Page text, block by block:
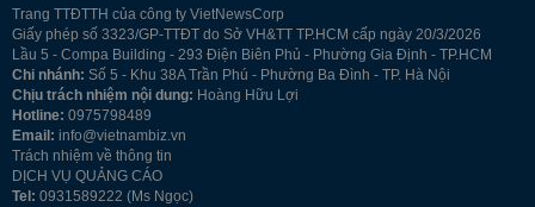
Trang TTĐTTH của công ty VietNewsCorp
Giấy phép số 3323/GP-TTĐT do Sở VH&TT TP.HCM cấp ngày 20/3/2026
Lầu 5 - Compa Building - 293 Điện Biên Phủ - Phường Gia Định - TP.HCM
Chi nhánh: Số 5 - Khu 38A Trần Phú - Phường Ba Đình - TP. Hà Nội
Chịu trách nhiệm nội dung: Hoàng Hữu Lợi
Hotline: 0975798489
Email: info@vietnambiz.vn
Trách nhiệm về thông tin
DỊCH VỤ QUẢNG CÁO
Tel: 0931589222 (Ms Ngọc)